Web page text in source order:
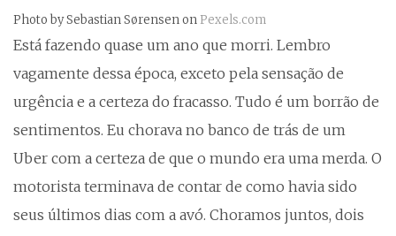
Photo by Sebastian Sørensen on Pexels.com
Está fazendo quase um ano que morri. Lembro
vagamente dessa época, exceto pela sensação de
urgência e a certeza do fracasso. Tudo é um borrão de
sentimentos. Eu chorava no banco de trás de um
Uber com a certeza de que o mundo era uma merda. O
motorista terminava de contar de como havia sido
seus últimos dias com a avó. Choramos juntos, dois